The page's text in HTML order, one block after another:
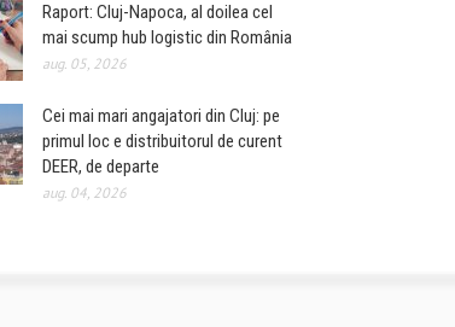
Raport: Cluj-Napoca, al doilea cel
mai scump hub logistic din România
aug. 05, 2026
Cei mai mari angajatori din Cluj: pe
primul loc e distribuitorul de curent
DEER, de departe
aug. 04, 2026